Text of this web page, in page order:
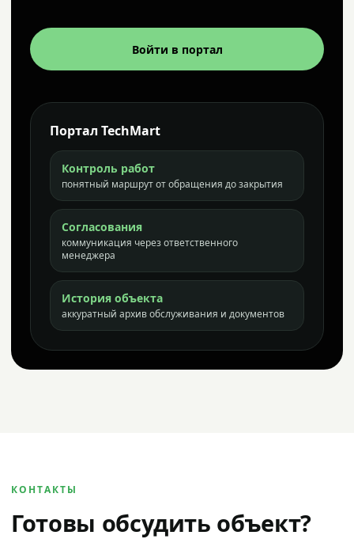
Войти в портал
Портал TechMart
Контроль работ
понятный маршрут от обращения до закрытия
Согласования
коммуникация через ответственного
менеджера
История объекта
аккуратный архив обслуживания и документов
КОНТАКТЫ
Готовы обсудить объект?